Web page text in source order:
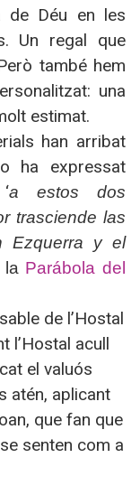
de Déu en les
Un regal que
també hem
una
estimat.
han arribat
ha expressat
a estos dos
trasciende las
Ezquerra y el
la Parábola del
de l’Hostal
l’Hostal acull
el valuós
atén, aplicant
que fan que
senten com a